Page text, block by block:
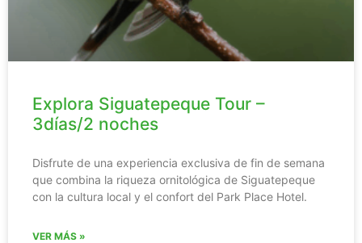
Explora Siguatepeque Tour –
3días/2 noches
Disfrute de una experiencia exclusiva de fin de semana
que combina la riqueza ornitológica de Siguatepeque
con la cultura local y el confort del Park Place Hotel.
VER MÁS »